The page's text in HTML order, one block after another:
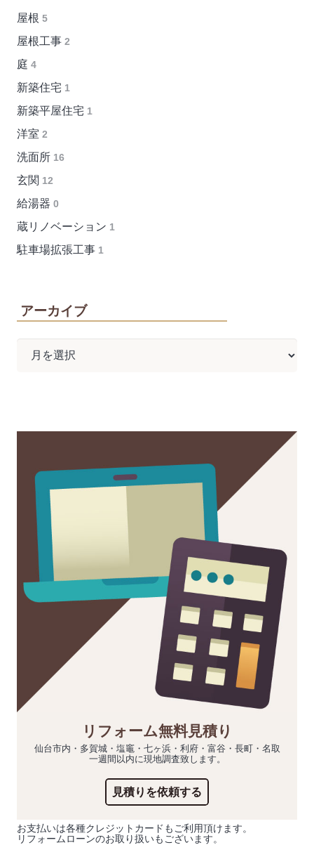
屋根 5
屋根工事 2
庭 4
新築住宅 1
新築平屋住宅 1
洋室 2
洗面所 16
玄関 12
給湯器 0
蔵リノベーション 1
駐車場拡張工事 1
アーカイブ
リフォーム無料見積り
仙台市内・多賀城・塩竈・七ヶ浜・利府・富谷・長町・名取
一週間以内に現地調査致します。
見積りを依頼する
お支払いは各種クレジットカードもご利用頂けます。
リフォームローンのお取り扱いもございます。